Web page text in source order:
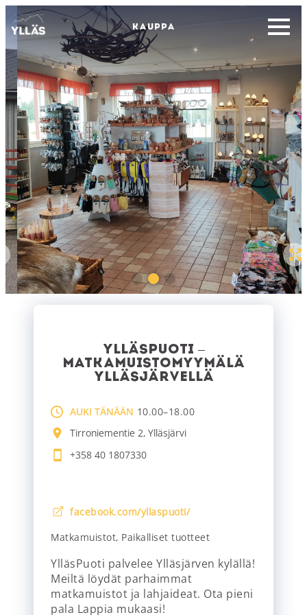
KAUPPA
YLLÄSPUOTI –
MATKAMUISTOMYYMÄLÄ
YLLÄSJÄRVELLÄ
AUKI TÄNÄÄN 10.00–18.00
Tirroniementie 2, Ylläsjärvi
+358 40 1807330
facebook.com/yllaspuoti/
Matkamuistot, Paikalliset tuotteet
YlläsPuoti palvelee Ylläsjärven kylällä!
Meiltä löydät parhaimmat
matkamuistot ja lahjaideat. Ota pieni
pala Lappia mukaasi!